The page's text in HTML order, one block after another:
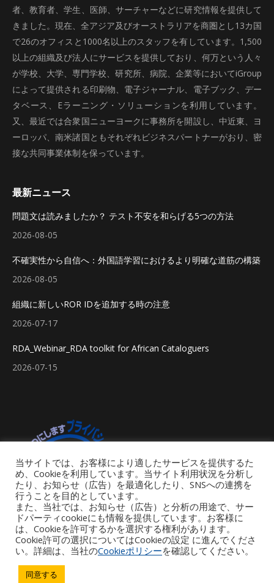
者、教育者、学生、医師、サーチャーなどに研究情報を提供して
きました。現在、全アジア及びオーストラリアを商圏とし13カ国
で26のオフィスと1000名以上のスタッフを有しています。1,500
以上の組織及び法人にサービスを提供しており、何万という人々
が学校、大学、専門学校、研究所、病院、企業等においてiGroup
によって提供される印刷物、電子ジャーナル、電子ブック、デー
タベース、Eラーニング・ソリューションを利用しています。
又、最近では合衆国ニューヨークに事務所を開設し、中近東、ヨ
ーロッパ、南米諸国ともそれぞれビジネスパートナーがおり、密
接な共同事業体制を保っています。
最新ニュース
問題文は読みましたか？ テスト不安を和らげる5つの方法
2026-08-05
不確実性から自信へ：外国語学習におけるより明確な道筋の構築
2026-08-05
組織に新しいROR IDを追加する時の注意
2026-07-17
RDA_Webinar_RDA toolkit for African Cataloguers
2026-07-15
Copyright © 2026 iGroup Japan. All rights reserved. Powered by iGroup
当サイトでは、お客様により適したサービスを提供するた
め、Cookieを利用しています。当サイト利用状況を分析し
たり、お知らせ（広告）を最適化したり、SNSへの連携を
行うことを目的としています。
また、当社では、お知らせ（広告）と分析の用途で、サー
ドパーティcookieにも情報を提供しています。お客様に
は、Cookieを許可するかを選択する権利があります。
Cookie許可の選択についてはCookieの設定 に進んでくださ
い。詳細は、当社のCookieポリシーを確認してください。
同意する